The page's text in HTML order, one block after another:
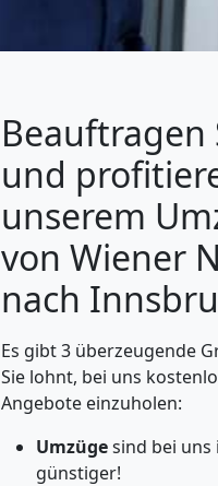
Beauftragen
und
unserem
von Wiener
nach
Es gibt 3 überzeugende
Sie lohnt, bei uns
Angebote einzuholen:
Umzügesind bei uns
günstiger!